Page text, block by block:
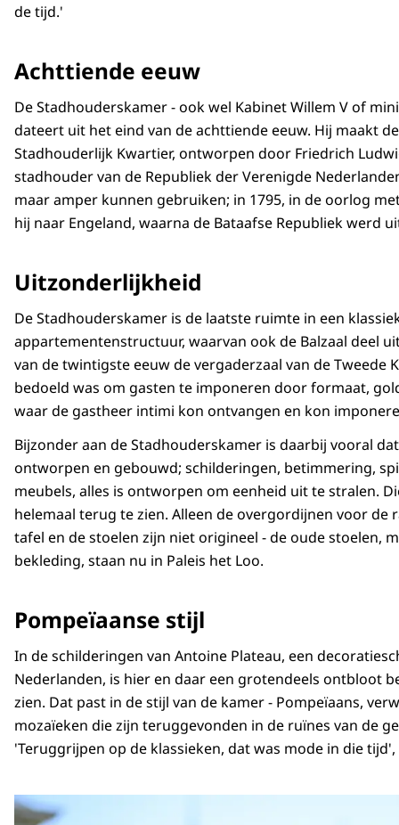
de tijd.'
Achttiende eeuw
De Stadhouderskamer - ook wel Kabinet Willem V of
dateert uit het eind van de achttiende eeuw. Hij maakt
Stadhouderlijk Kwartier, ontworpen door Friedrich
stadhouder van de Republiek der Verenigde
maar amper kunnen gebruiken; in 1795, in de oorlog
hij naar Engeland, waarna de Bataafse Republiek werd
Uitzonderlijkheid
De Stadhouderskamer is de laatste ruimte in een
appartementenstructuur, waarvan ook de Balzaal deel
van de twintigste eeuw de vergaderzaal van de Tweede
bedoeld was om gasten te imponeren door formaat,
waar de gastheer intimi kon ontvangen en kon
Bijzonder aan de Stadhouderskamer is daarbij vooral
ontworpen en gebouwd; schilderingen, betimmering,
meubels, alles is ontworpen om eenheid uit te stralen.
helemaal terug te zien. Alleen de overgordijnen voor de
tafel en de stoelen zijn niet origineel - de oude stoelen,
bekleding, staan nu in Paleis het Loo.
Pompeïaanse stijl
In de schilderingen van Antoine Plateau, een
Nederlanden, is hier en daar een grotendeels ontbloot
zien. Dat past in de stijl van de kamer - Pompeïaans,
mozaïeken die zijn teruggevonden in de ruïnes van de
'Teruggrijpen op de klassieken, dat was mode in die